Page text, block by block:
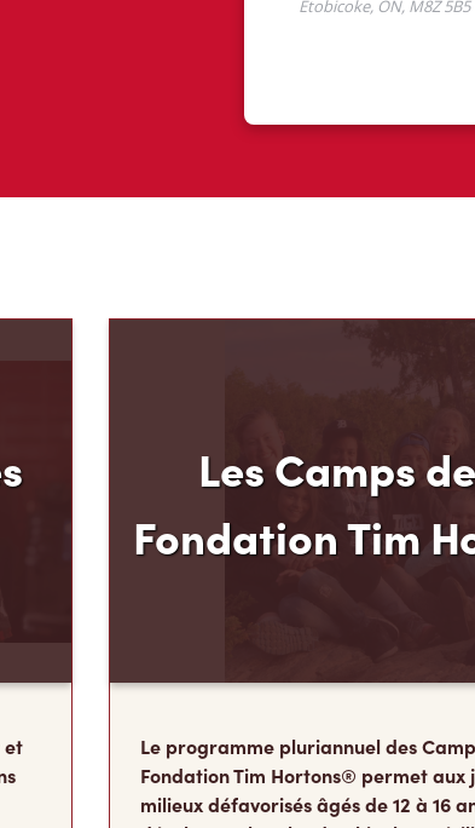
et
Les Camps
Fondation Tim
Le programme pluriannuel des
Fondation Tim Hortons® permet aux
milieux défavorisés âgés de 12 à 16